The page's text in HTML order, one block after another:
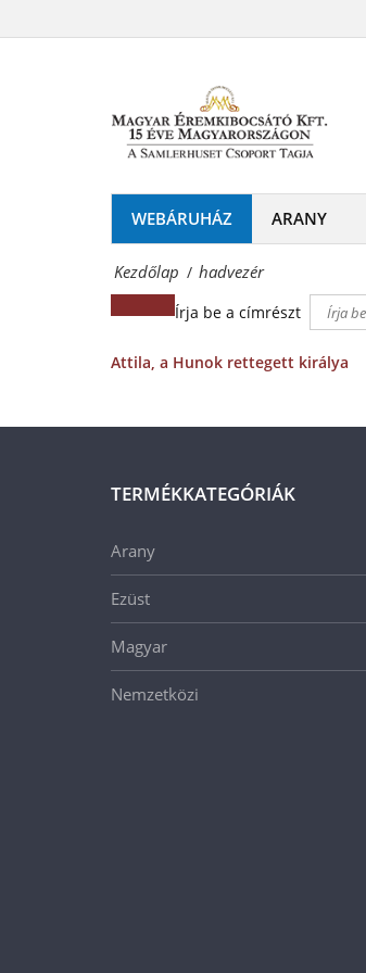
Éremkibocsátó
Kft.
Érmék
és
emlékérmek
hivatalos
forgalmazója!
WEBÁRUHÁZ ARANY
Kezdőlap / hadvezér
Írja be a címrészt
Attila, a Hunok rettegett királya
TERMÉKKATEGÓRIÁK
Arany
Ezüst
Magyar
Nemzetközi
forgalmazója!